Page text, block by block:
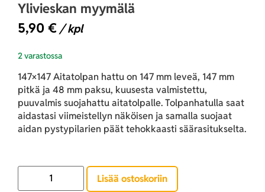
Ylivieskan myymälä
5,90 € / kpl
2 varastossa
147×147 Aitatolpan hattu on 147 mm leveä, 147 mm
pitkä ja 48 mm paksu, kuusesta valmistettu,
puuvalmis suojahattu aitatolpalle. Tolpanhatulla saat
aidastasi viimeistellyn näköisen ja samalla suojaat
aidan pystypilarien päät tehokkaasti säärasitukselta.
Lisää ostoskoriin